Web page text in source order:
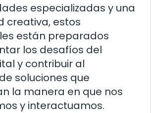
especializadas y una
creativa, estos
están preparados
los desafíos del
y contribuir al
soluciones que
la manera en que nos
y interactuamos.